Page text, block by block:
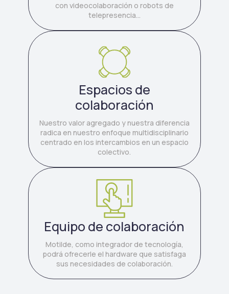
con videocolaboración o robots de
telepresencia...
Espacios de
colaboración
Nuestro valor agregado y nuestra diferencia
radica en nuestro enfoque multidisciplinario
centrado en los intercambios en un espacio
colectivo.
Equipo de colaboración
Motilde, como integrador de tecnología,
podrá ofrecerle el hardware que satisfaga
sus necesidades de colaboración.